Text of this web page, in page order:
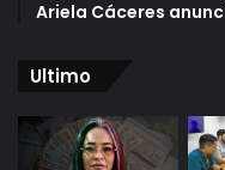
Ariela Cáceres
Ultimo